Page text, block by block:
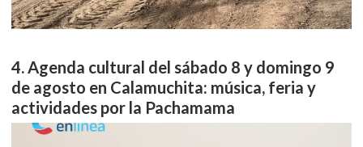
Agenda cultural del sábado 8 y domingo 9
de agosto en Calamuchita: música, feria y
actividades por la Pachamama